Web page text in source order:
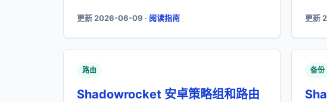
更新 2026-06-09 · 阅读指南 更新
路由
Shadowrocket 安卓策略组和路由
备份